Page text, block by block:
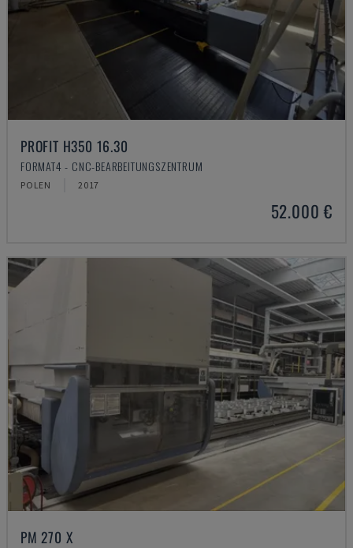
PROFIT H350 16.30
FORMAT4 - CNC-BEARBEITUNGSZENTRUM
POLEN 2017
52.000 €
PM 270 X